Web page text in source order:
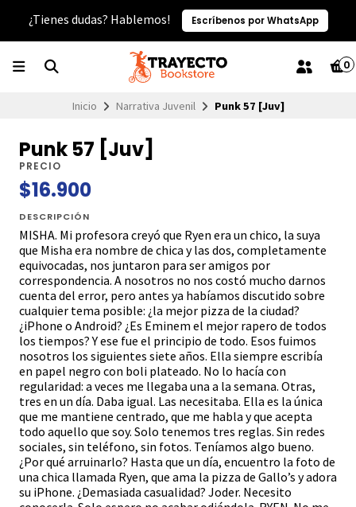
¿Tienes dudas? Hablemos! Escríbenos por WhatsApp
0
Inicio Narrativa Juvenil Punk 57 [Juv]
Punk 57 [Juv]
PRECIO
$16.900
DESCRIPCIÓN
MISHA. Mi profesora creyó que Ryen era un chico, la suya
que Misha era nombre de chica y las dos, completamente
equivocadas, nos juntaron para ser amigos por
correspondencia. A nosotros no nos costó mucho darnos
cuenta del error, pero antes ya habíamos discutido sobre
cualquier tema posible: ¿la mejor pizza de la ciudad?
¿iPhone o Android? ¿Es Eminem el mejor rapero de todos
los tiempos? Y ese fue el principio de todo. Esos fuimos
nosotros los siguientes siete años. Ella siempre escribía
en papel negro con boli plateado. No lo hacía con
regularidad: a veces me llegaba una a la semana. Otras,
tres en un día. Daba igual. Las necesitaba. Ella es la única
que me mantiene centrado, que me habla y que acepta
todo aquello que soy. Solo tenemos tres reglas. Sin redes
sociales, sin teléfono, sin fotos. Teníamos algo bueno.
¿Por qué arruinarlo? Hasta que un día, encuentro la foto de
una chica llamada Ryen, que ama la pizza de Gallo’s y adora
su iPhone. ¿Demasiada casualidad? Joder. Necesito